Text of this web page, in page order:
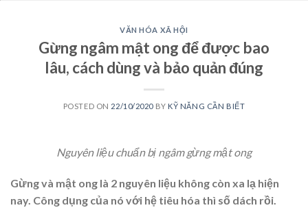
VĂN HÓA XÃ HỘI
Gừng ngâm mật ong để được bao
lâu, cách dùng và bảo quản đúng
POSTED ON 22/10/2020 BY KỸ NĂNG CẦN BIẾT
Nguyên liệu chuẩn bị ngâm gừng mật ong
Gừng và mật ong là 2 nguyên liệu không còn xa lạ hiện
nay. Công dụng của nó với hệ tiêu hóa thì số dách rồi.